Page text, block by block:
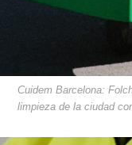
Cuidem Barcelona:
limpieza de la ciudad